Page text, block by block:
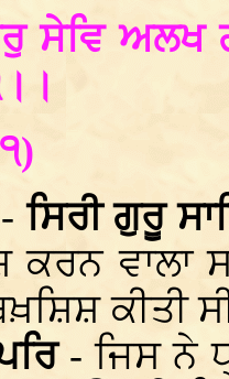
ਸੇਵਿ ਅਲਖ
ਸਿਰੀ ਗੁਰੂ
ਕਰਨ
ਕੀਤੀ
- ਜਿਸ ਨੇ